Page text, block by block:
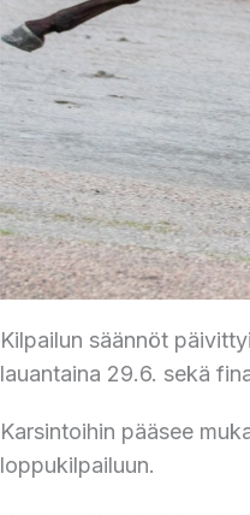
Kilpailun säännöt
lauantaina 29.6. sekä
Karsintoihin pääsee
loppukilpailuun.